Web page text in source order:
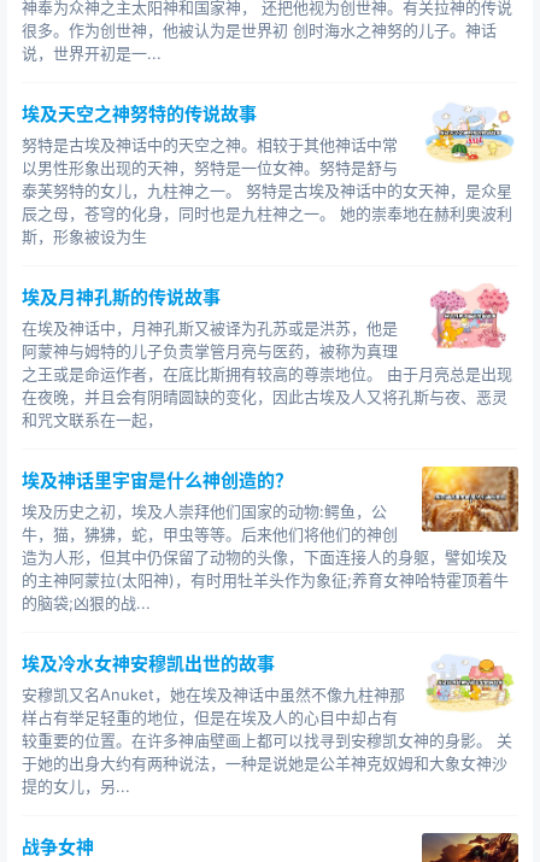
神奉为众神之主太阳神和国家神， 还把他视为创世神。有关拉神的传说
很多。作为创世神，他被认为是世界初 创时海水之神努的儿子。神话
说，世界开初是一...
埃及天空之神努特的传说故事
努特是古埃及神话中的天空之神。相较于其他神话中常
以男性形象出现的天神，努特是一位女神。努特是舒与
泰芙努特的女儿，九柱神之一。 努特是古埃及神话中的女天神，是众星
辰之母，苍穹的化身，同时也是九柱神之一。 她的崇奉地在赫利奥波利
斯，形象被设为生
埃及月神孔斯的传说故事
在埃及神话中，月神孔斯又被译为孔苏或是洪苏，他是
阿蒙神与姆特的儿子负责掌管月亮与医药，被称为真理
之王或是命运作者，在底比斯拥有较高的尊崇地位。 由于月亮总是出现
在夜晚，并且会有阴晴圆缺的变化，因此古埃及人又将孔斯与夜、恶灵
和咒文联系在一起，
埃及神话里宇宙是什么神创造的？
埃及历史之初，埃及人崇拜他们国家的动物:鳄鱼，公
牛，猫，狒狒，蛇，甲虫等等。后来他们将他们的神创
造为人形，但其中仍保留了动物的头像，下面连接人的身躯，譬如埃及
的主神阿蒙拉(太阳神)，有时用牡羊头作为象征;养育女神哈特霍顶着牛
的脑袋;凶狠的战...
埃及冷水女神安穆凯出世的故事
安穆凯又名Anuket，她在埃及神话中虽然不像九柱神那
样占有举足轻重的地位，但是在埃及人的心目中却占有
较重要的位置。在许多神庙壁画上都可以找寻到安穆凯女神的身影。 关
于她的出身大约有两种说法，一种是说她是公羊神克奴姆和大象女神沙
提的女儿，另...
战争女神